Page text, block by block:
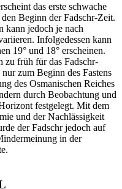
das erste schwache
Beginn der Fadschr-Zeit.
kann jedoch je nach
Infolgedessen kann
19° und 18° erscheinen.
zu früh für das Fadschr-
zum Beginn des Fastens
des Osmanischen Reiches
durch Beobachtung und
festgelegt. Mit dem
und der Nachlässigkeit
der Fadschr jedoch auf
in der